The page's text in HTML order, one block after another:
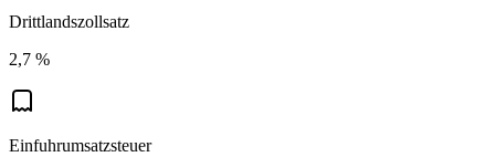
Drittlandszollsatz
2,7 %
Einfuhrumsatzsteuer